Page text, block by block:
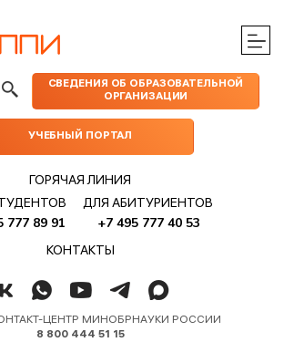
СВЕДЕНИЯ ОБ ОБРАЗОВАТЕЛЬНОЙ
ОРГАНИЗАЦИИ
УЧЕБНЫЙ ПОРТАЛ
ГОРЯЧАЯ ЛИНИЯ
777 89 91
ДЛЯ АБИТУРИЕНТОВ
+7 495 777 40 53
КОНТАКТЫ
ЦЕНТР МИНОБРНАУКИ РОССИИ
8 800 444 51 15
ПРАКТИЧЕСКОЙ
ИЗДАТЕЛЬСТВО
МУППИ